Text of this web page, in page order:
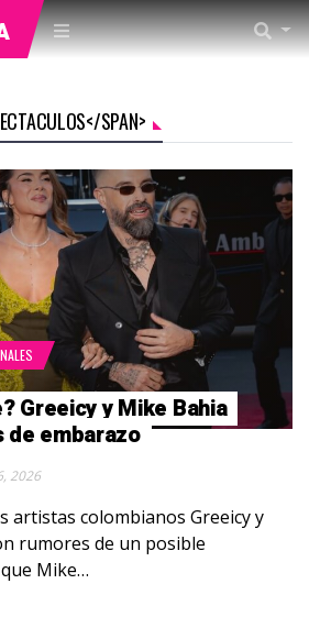
SPAN>
Greeicy y Mike Bahia
de embarazo
2026
artistas colombianos Greeicy y
rumores de un posible
Mike…